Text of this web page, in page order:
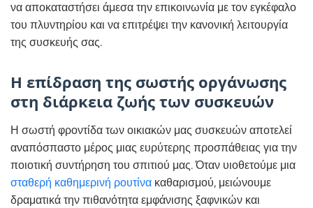
να αποκαταστήσει άμεσα την επικοινωνία με τον εγκέφαλο
του πλυντηρίου και να επιτρέψει την κανονική λειτουργία
της συσκευής σας.
Η επίδραση της σωστής οργάνωσης
στη διάρκεια ζωής των συσκευών
Η σωστή φροντίδα των οικιακών μας συσκευών αποτελεί
αναπόσπαστο μέρος μιας ευρύτερης προσπάθειας για την
ποιοτική συντήρηση του σπιτιού μας. Όταν υιοθετούμε μια
σταθερή καθημερινή ρουτίνα καθαρισμού, μειώνουμε
δραματικά την πιθανότητα εμφάνισης ξαφνικών και